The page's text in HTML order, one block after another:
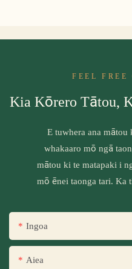
FEEL FREE
Kia Kōrero Tātou,
E tuwhera ana
whakaaro mō ngā
mātou ki te matapaki i
mō ēnei taonga tari. Ka
Ingoa
Aiea